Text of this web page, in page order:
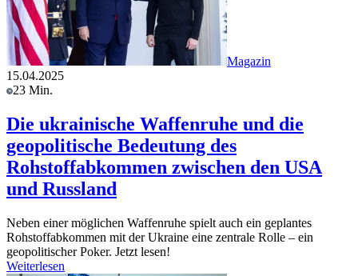
Magazin
15.04.2025
23 Min.
Die ukrainische Waffenruhe und die
geopolitische Bedeutung des
Rohstoffabkommen zwischen den USA
und Russland
Neben einer möglichen Waffenruhe spielt auch ein geplantes
Rohstoffabkommen mit der Ukraine eine zentrale Rolle – ein
geopolitischer Poker. Jetzt lesen!
Weiterlesen